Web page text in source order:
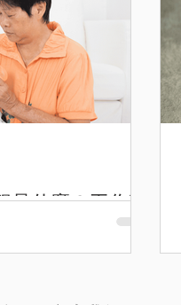
是什麼？工作時
服務安排